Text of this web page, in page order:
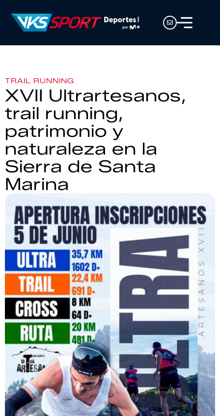
TRAIL RUNNING
XVII Ultrartesanos,
trail running,
patrimonio y
naturaleza en la
Sierra de Santa
Marina